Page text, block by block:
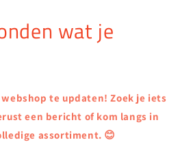
wat je
te updaten! Zoek je iets
een bericht of kom langs in
assortiment. 😊